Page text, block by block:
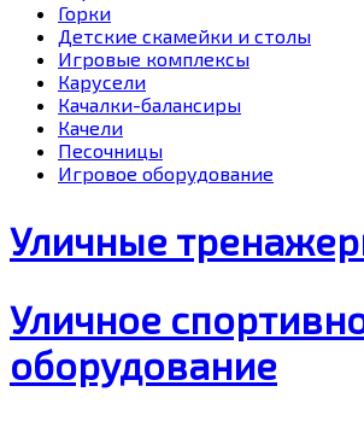
Горки
Детские скамейки и столы
Игровые комплексы
Карусели
Качалки-балансиры
Качели
Песочницы
Игровое оборудование
Уличные
Уличное
оборудование